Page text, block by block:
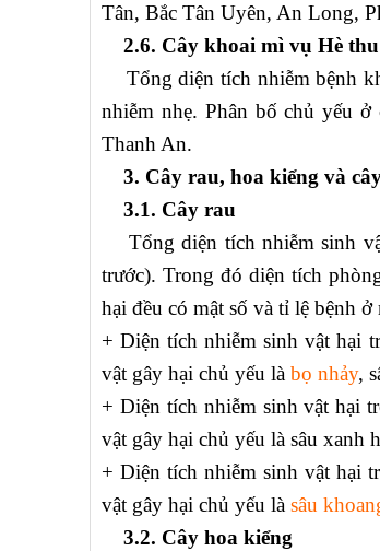
Tân, Bắc Tân Uyên, An Long,
2.6. Cây khoai mì vụ Hè thu
Tổng diện tích nhiễm bệnh
nhiễm nhẹ. Phân bố chủ yếu
Thanh An.
3. Cây rau, hoa kiểng và
3.1. Cây rau
Tổng diện tích nhiễm sinh
trước). Trong đó diện tích
hại đều có mật số và tỉ lệ bệnh ở
+ Diện tích nhiễm sinh vật hại
vật gây hại chủ yếu là bọ nhảy,
+ Diện tích nhiễm sinh vật hại
vật gây hại chủ yếu là sâu xanh
+ Diện tích nhiễm sinh vật hại
vật gây hại chủ yếu là sâu
3.2. Cây hoa kiểng